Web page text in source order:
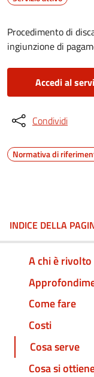
Procedimento di
ingiunzione di
Accedi al
Condividi
Normativa di
INDICE DELLA
A chi è rivolto
Come fare
Costi
Cosa serve
Cosa si